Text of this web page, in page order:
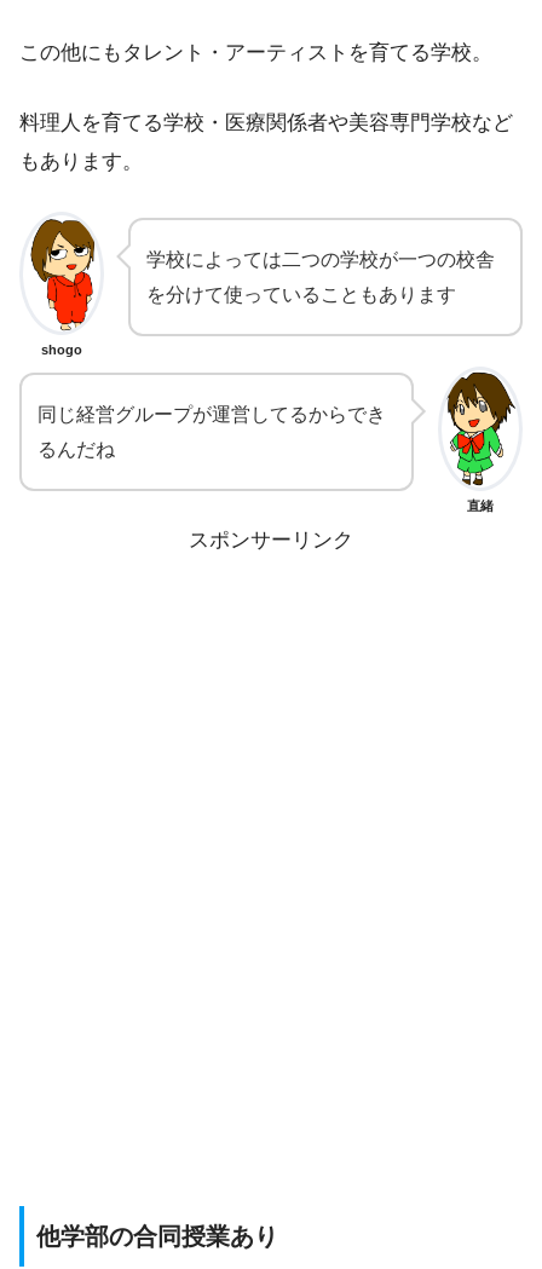
この他にもタレント・アーティストを育てる学校。
料理人を育てる学校・医療関係者や美容専門学校など
もあります。
shogo
学校によっては二つの学校が一つの校舎
を分けて使っていることもあります
直緒
同じ経営グループが運営してるからでき
るんだね
スポンサーリンク
他学部の合同授業あり